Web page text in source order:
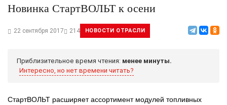
Новинка СтартВОЛЬТ к осени
22 сентября 2017 214 НОВОСТИ ОТРАСЛИ
Приблизительное время чтения: менее минуты.
Интересно, но нет времени читать?
СтартВОЛЬТ расширяет ассортимент модулей топливных